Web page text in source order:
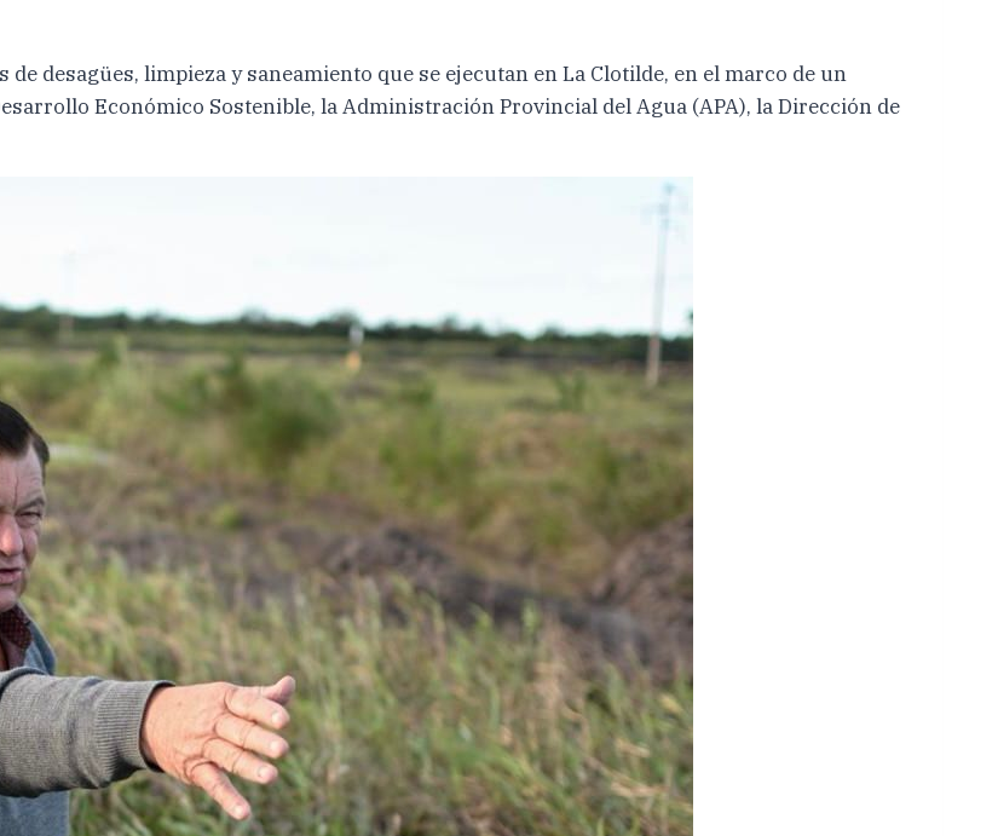
desagües, limpieza y saneamiento que se ejecutan en La Clotilde, en el marco de un
Económico Sostenible, la Administración Provincial del Agua (APA), la Dirección de